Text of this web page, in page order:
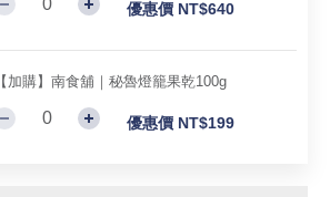
優惠價 NT$640
【加購】南食舖｜秘魯燈籠果乾100g
優惠價 NT$199